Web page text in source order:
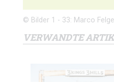
© Bilder 1 - 33: Marco
VERWANDTE